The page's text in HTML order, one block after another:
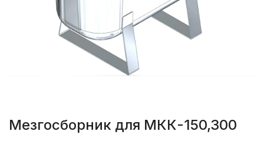
Мезгосборник для МКК-150,300